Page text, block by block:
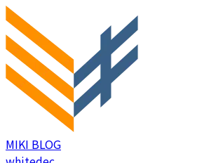
MIKI BLOG